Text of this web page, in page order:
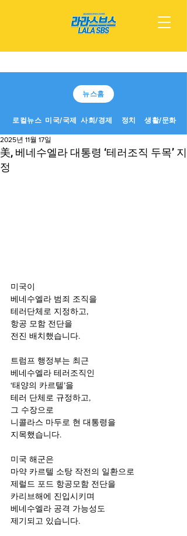
뉴스홈
로컬뉴스 미국/국제 사회/경제 정치 생활/문화
美, 베네수엘라 대통령 ‘테러조직 두목’ 지
정
2025년 11월 17일
미국이
베네수엘라 범죄 조직을
테러단체로 지정하고,
항공 모함 전단을
전진 배치했습니다.
트럼프 행정부는 최근
베네수엘라 테러조직인
‘태양의 카르텔’을
테러 단체로 규정하고,
그 수장으로
니콜라스 마두로 현 대통령을
지목했습니다.
미국 해군은
마약 카르텔 소탕 작전의 일환으로
제럴드 포드 항공모함 전단을
카리브해에 진입시키며
베네수엘라 공격 가능성도
제기되고 있습니다.